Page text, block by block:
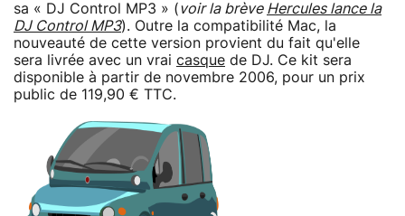
sa « DJ Control MP3 » (voir la brève Hercules lance la
DJ Control MP3). Outre la compatibilité Mac, la
nouveauté de cette version provient du fait qu'elle
sera livrée avec un vrai casque de DJ. Ce kit sera
disponible à partir de novembre 2006, pour un prix
public de 119,90 € TTC.